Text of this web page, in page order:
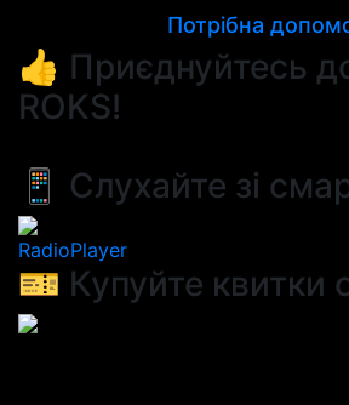
Потрібна
👍 Приєднуйтесь
ROKS!
📱 Слухайте зі
RadioPlayer
🎫 Купуйте квитки